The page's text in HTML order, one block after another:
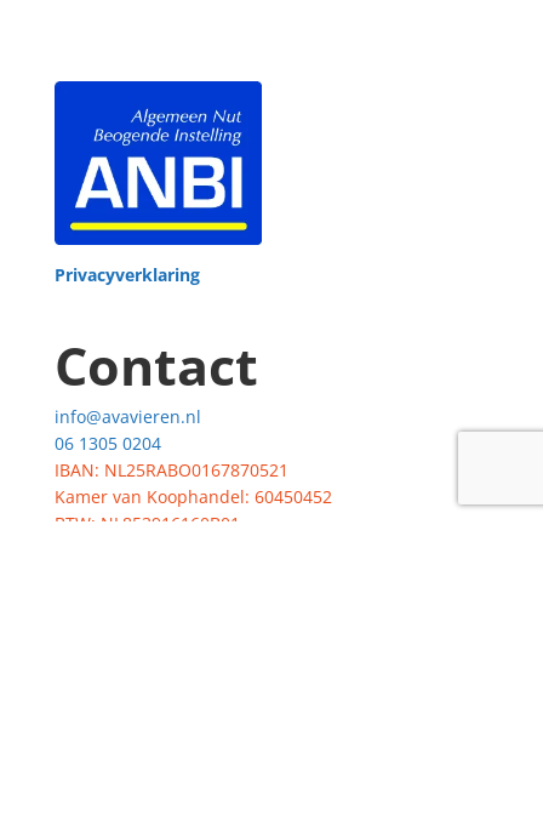
Privacyverklaring
Contact
info@avavieren.nl
06 1305 0204
IBAN: NL25RABO0167870521
Kamer van Koophandel: 60450452
BTW: NL853916160B01